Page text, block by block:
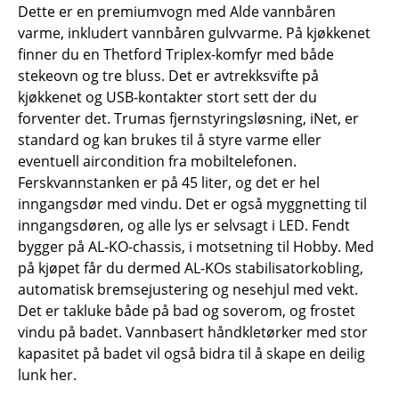
Dette er en premiumvogn med Alde vannbåren
varme, inkludert vannbåren gulvvarme. På kjøkkenet
finner du en Thetford Triplex-komfyr med både
stekeovn og tre bluss. Det er avtrekksvifte på
kjøkkenet og USB-kontakter stort sett der du
forventer det. Trumas fjernstyringsløsning, iNet, er
standard og kan brukes til å styre varme eller
eventuell aircondition fra mobiltelefonen.
Ferskvannstanken er på 45 liter, og det er hel
inngangsdør med vindu. Det er også myggnetting til
inngangsdøren, og alle lys er selvsagt i LED. Fendt
bygger på AL-KO-chassis, i motsetning til Hobby. Med
på kjøpet får du dermed AL-KOs stabilisatorkobling,
automatisk bremsejustering og nesehjul med vekt.
Det er takluke både på bad og soverom, og frostet
vindu på badet. Vannbasert håndkletørker med stor
kapasitet på badet vil også bidra til å skape en deilig
lunk her.